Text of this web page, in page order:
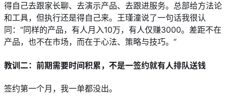
得自己去跟家长聊、去演示产品、去跟进服务。总部给方法论
和工具，但执行还是得自己来。王瑾潼说了一句话我很认
同：“同样的产品，有人月入10万，有人仅赚3000。差距不在
产品，也不在市场，而在于心法、策略与技巧。”
教训二：前期需要时间积累，不是一签约就有人排队送钱
签约第一个月，我一单都没出。